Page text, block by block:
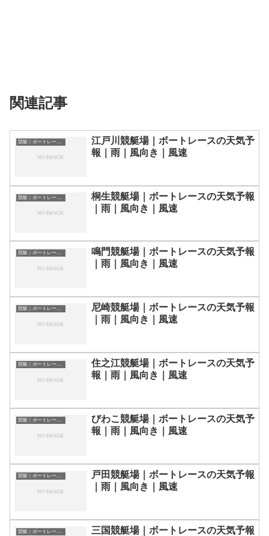
関連記事
江戸川競艇場｜ボートレースの天気予
報｜雨｜風向き｜風速
桐生競艇場｜ボートレースの天気予報
｜雨｜風向き｜風速
競艇｜ボートレース場の天気予報
鳴門競艇場｜ボートレースの天気予報
｜雨｜風向き｜風速
競艇｜ボートレース場の天気予報
尼崎競艇場｜ボートレースの天気予報
｜雨｜風向き｜風速
競艇｜ボートレース場の天気予報
住之江競艇場｜ボートレースの天気予
報｜雨｜風向き｜風速
競艇｜ボートレース場の天気予報
びわこ競艇場｜ボートレースの天気予
報｜雨｜風向き｜風速
競艇｜ボートレース場の天気予報
戸田競艇場｜ボートレースの天気予報
｜雨｜風向き｜風速
競艇｜ボートレース場の天気予報
三国競艇場｜ボートレースの天気予報